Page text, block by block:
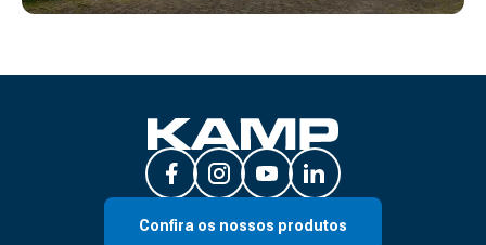
Confira os nossos produtos